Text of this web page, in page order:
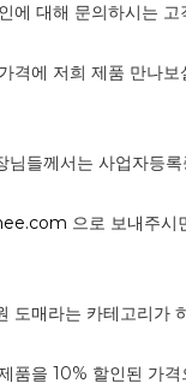
에 대해 문의하시는
격에 저희 제품 만나
님들께서는 사업자등
으로 보내주시
도매라는 카테고리가
품을 10% 할인된 가